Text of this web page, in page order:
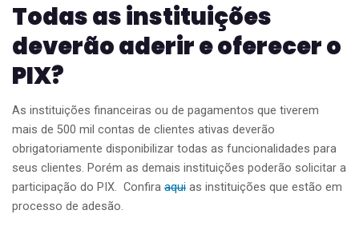
Todas as instituições
deverão aderir e oferecer o
PIX?
As instituições financeiras ou de pagamentos que tiverem
mais de 500 mil contas de clientes ativas deverão
obrigatoriamente disponibilizar todas as funcionalidades para
seus clientes. Porém as demais instituições poderão solicitar a
participação do PIX. Confira aqui as instituições que estão em
processo de adesão.